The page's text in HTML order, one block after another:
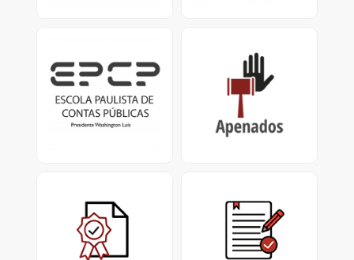
Escola Paulista de
Contas Públicas
Presidente Washington
Luís.
Impedimentos de
Contrato / Licitação,
Certificado de
Apenamento e
Certidão Negativa de
Contas Julgadas
Irregulares e Certidão de
Concursos encerrados,
em andamento e
abertos do Tribunal de